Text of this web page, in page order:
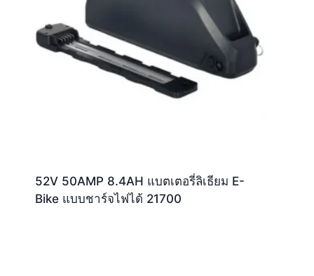
52V 50AMP 8.4AH แบตเตอรี่ลิเธียม E-
Bike แบบชาร์จไฟได้ 21700